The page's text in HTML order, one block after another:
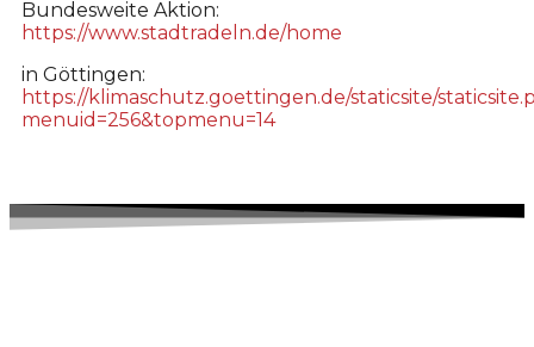
Bundesweite Aktion:
https://www.stadtradeln.de/home
in Göttingen:
https://klimaschutz.goettingen.de/staticsite/
menuid=256&topmenu=14